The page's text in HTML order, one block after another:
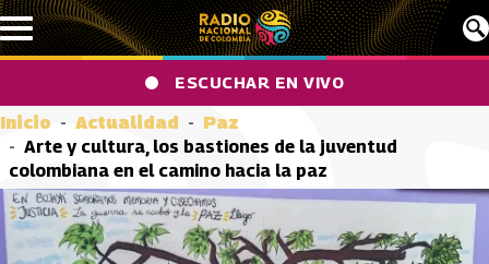
Pasar al contenido principal
ESCUCHAR EN VIVO
Inicio Actualidad
Paz
Arte y cultura, los bastiones de la juventud
colombiana en el camino hacia la paz